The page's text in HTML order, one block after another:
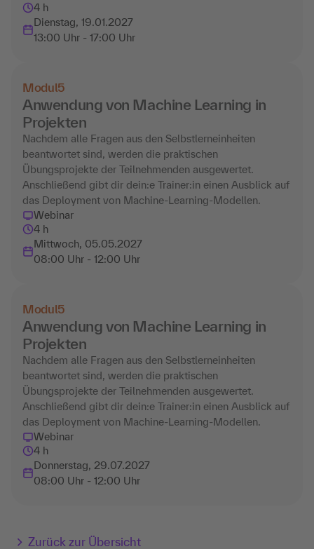
4 h
Dienstag, 19.01.2027
13:00 Uhr - 17:00 Uhr
Modul5
Anwendung von Machine Learning in
Projekten
Nachdem alle Fragen aus den Selbstlerneinheiten
beantwortet sind, werden die praktischen
Übungsprojekte der Teilnehmenden ausgewertet.
Anschließend gibt dir dein:e Trainer:in einen Ausblick auf
das Deployment von Machine-Learning-Modellen.
Webinar
4 h
Mittwoch, 05.05.2027
08:00 Uhr - 12:00 Uhr
Modul5
Anwendung von Machine Learning in
Projekten
Nachdem alle Fragen aus den Selbstlerneinheiten
beantwortet sind, werden die praktischen
Übungsprojekte der Teilnehmenden ausgewertet.
Anschließend gibt dir dein:e Trainer:in einen Ausblick auf
das Deployment von Machine-Learning-Modellen.
Webinar
4 h
Donnerstag, 29.07.2027
08:00 Uhr - 12:00 Uhr
Zurück zur Übersicht